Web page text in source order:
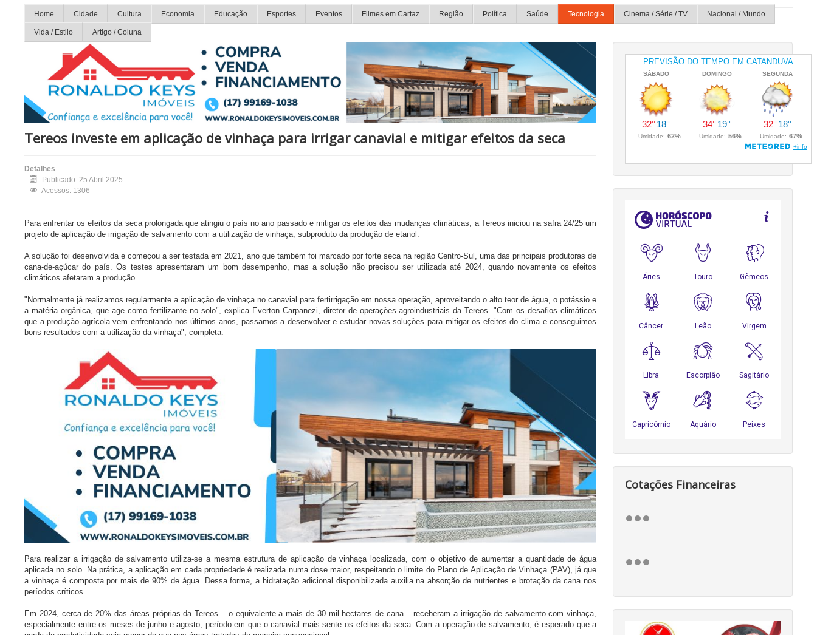
Home Cidade Cultura Economia Educação Esportes Eventos Filmes em Cartaz Região Política Saúde Tecnologia Cinema / Série / TV Nacional / Mundo
Vida / Estilo Artigo / Coluna
Tereos investe em aplicação de vinhaça para irrigar canavial e mitigar efeitos da seca
Detalhes
Publicado: 25 Abril 2025
Acessos: 1306
Para enfrentar os efeitos da seca prolongada que atingiu o país no ano passado e mitigar os efeitos das mudanças climáticas, a Tereos iniciou na safra 24/25 um
projeto de aplicação de irrigação de salvamento com a utilização de vinhaça, subproduto da produção de etanol.
A solução foi desenvolvida e começou a ser testada em 2021, ano que também foi marcado por forte seca na região Centro-Sul, uma das principais produtoras de
cana-de-açúcar do país. Os testes apresentaram um bom desempenho, mas a solução não precisou ser utilizada até 2024, quando novamente os efeitos
climáticos afetaram a produção.
"Normalmente já realizamos regularmente a aplicação de vinhaça no canavial para fertirrigação em nossa operação, aproveitando o alto teor de água, o potássio e
a matéria orgânica, que age como fertilizante no solo", explica Everton Carpanezi, diretor de operações agroindustriais da Tereos. "Com os desafios climáticos
que a produção agrícola vem enfrentando nos últimos anos, passamos a desenvolver e estudar novas soluções para mitigar os efeitos do clima e conseguimos
bons resultados com a utilização da vinhaça", completa.
Para realizar a irrigação de salvamento utiliza-se a mesma estrutura de aplicação de vinhaça localizada, com o objetivo de aumentar a quantidade de água
aplicada no solo. Na prática, a aplicação em cada propriedade é realizada numa dose maior, respeitando o limite do Plano de Aplicação de Vinhaça (PAV), já que
a vinhaça é composta por mais de 90% de água. Dessa forma, a hidratação adicional disponibilizada auxilia na absorção de nutrientes e brotação da cana nos
períodos críticos.
Em 2024, cerca de 20% das áreas próprias da Tereos – o equivalente a mais de 30 mil hectares de cana – receberam a irrigação de salvamento com vinhaça,
especialmente entre os meses de junho e agosto, período em que o canavial mais sente os efeitos da seca. Com a operação de salvamento, é esperado que a
Cotações Financeiras